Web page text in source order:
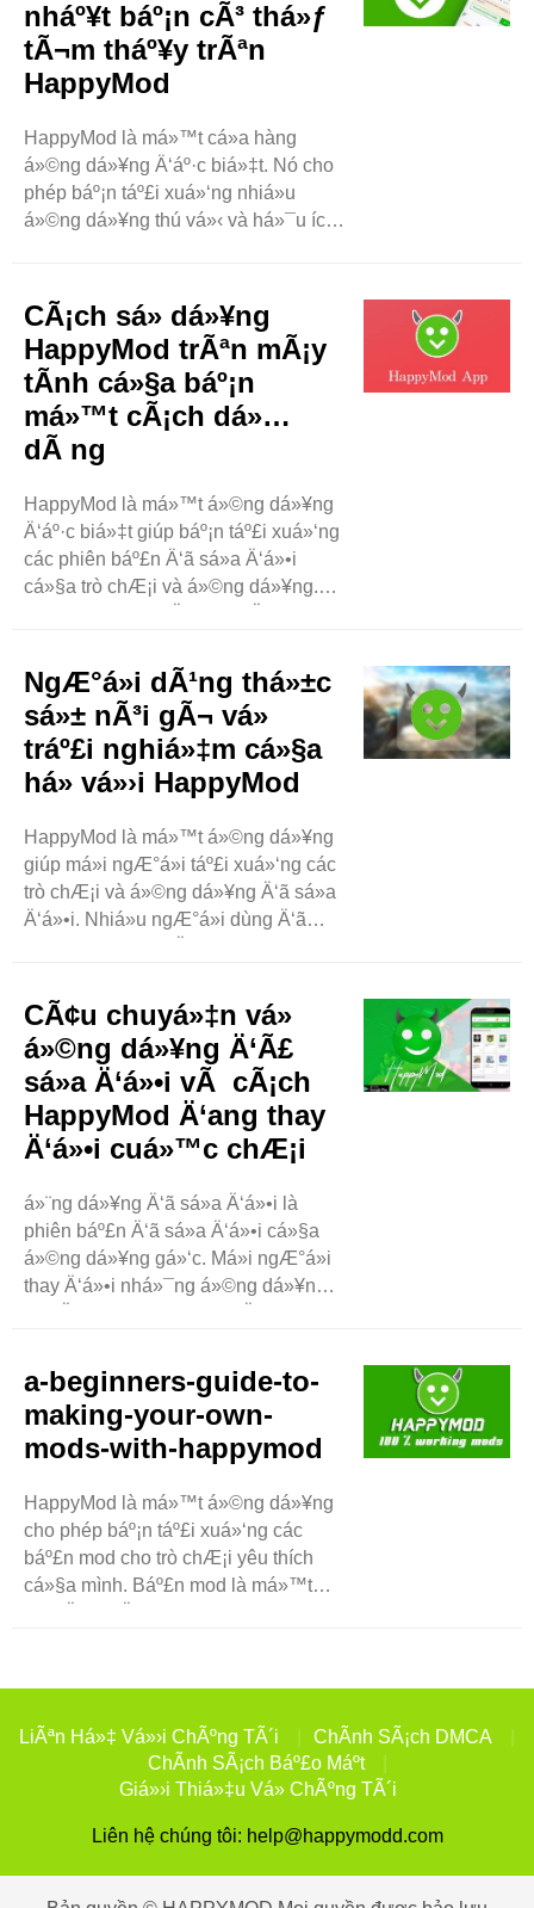
nháº¥t báº¡n cÃ³ thá»ƒ
tÃ¬m tháº¥y trÃªn
HappyMod
HappyMod là má»™t cá»­a hàng
á»©ng dá»¥ng Ä‘áº·c biá»‡t. Nó cho
phép báº¡n táº£i xuá»‘ng nhiá»u
á»©ng dá»¥ng thú vá»‹ và há»¯u ích.
biáº¿n nháº¥t mà báº¡n có thá»ƒ tìm
tháº¥y trên HappyMod. Chúng ta
sáº½ xem xét các trò chÆ¡i, ..
CÃ¡ch sá»­ dá»¥ng
HappyMod trÃªn mÃ¡y
tÃ­nh cá»§a báº¡n
má»™t cÃ¡ch dá»…
dÃ ng
HappyMod là má»™t á»©ng dá»¥ng
Ä‘áº·c biá»‡t giúp báº¡n táº£i xuá»‘ng
các phiên báº£n Ä‘ã sá»­a Ä‘á»•i
cá»§a trò chÆ¡i và á»©ng dá»¥ng.
sung, tiá»n không giá»›i háº¡n và
nhiá»u tùy chá»n thú vá»‹ hÆ¡n. ..
NgÆ°á»i dÃ¹ng thá»±c
sá»± nÃ³i gÃ¬ vá»
tráº£i nghiá»‡m cá»§a
há» vá»›i HappyMod
HappyMod là má»™t á»©ng dá»¥ng
giúp má»i ngÆ°á»i táº£i xuá»‘ng các
trò chÆ¡i và á»©ng dá»¥ng Ä‘ã sá»­a
Ä‘á»•i. Nhiá»u ngÆ°á»i dùng Ä‘ã
sáº½ xem xét nhá»¯ng gì há» nói vá»
tráº£i nghiá»‡m cá»§a mình. Dá»…
sá»­ dá»¥ng Má»™t ..
CÃ¢u chuyá»‡n vá»
á»©ng dá»¥ng Ä‘Ã£
sá»­a Ä‘á»•i vÃ cÃ¡ch
HappyMod Ä‘ang thay
Ä‘á»•i cuá»™c chÆ¡i
á»¨ng dá»¥ng Ä‘ã sá»­a Ä‘á»•i là
phiên báº£n Ä‘ã sá»­a Ä‘á»•i cá»§a
á»©ng dá»¥ng gá»‘c. Má»i ngÆ°á»i
thay Ä‘á»•i nhá»¯ng á»©ng dá»¥ng
dá»¥, má»™t sá»‘ trò chÆ¡i khó
chÆ¡i náº¿u không tá»‘n tiá»n. á»¨ng
dá»¥ng ..
a-beginners-guide-to-
making-your-own-
mods-with-happymod
HappyMod là má»™t á»©ng dá»¥ng
cho phép báº¡n táº£i xuá»‘ng các
báº£n mod cho trò chÆ¡i yêu thích
cá»§a mình. Báº£n mod là má»™t
tính nÄƒng má»›i. HappyMod có
nhiá»u báº£n mod do ngÆ°á»i dùng
..
LiÃªn Há»‡ Vá»›i ChÃºng TÃ´i
ChÃ­nh SÃ¡ch DMCA
ChÃ­nh SÃ¡ch Báº£o Máº­t
Giá»›i Thiá»‡u Vá» ChÃºng TÃ´i
Liên hệ chúng tôi: help@happymodd.com